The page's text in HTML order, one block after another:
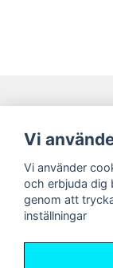
Navigering
Nyheter!
Förbeställning
Sociala medier
Vi
Vi använder
och erbjuda dig
genom att
inställningar